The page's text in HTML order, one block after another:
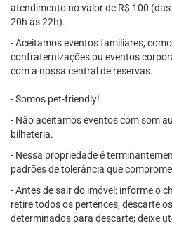
atendimento no valor de R$ 100
20h às 22h).
- Aceitamos eventos familiares,
confraternizações ou eventos
com a nossa central de reservas.
- Somos pet-friendly!
- Não aceitamos eventos com som
bilheteria.
- Nessa propriedade é
padrões de tolerância que
- Antes de sair do imóvel: informe o
retire todos os pertences, descarte
determinados para descarte; deixe